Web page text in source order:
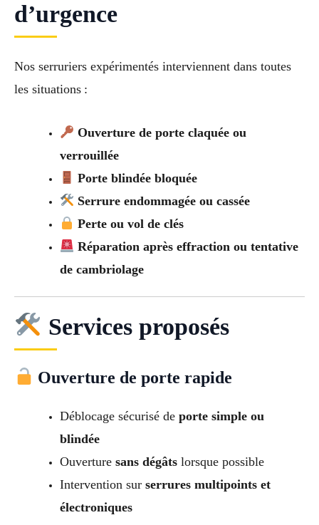
d’urgence
Nos serruriers expérimentés interviennent dans toutes
les situations :
Ouverture de porte claquée ou
verrouillée
Porte blindée bloquée
Serrure endommagée ou cassée
Perte ou vol de clés
Réparation après effraction ou tentative
de cambriolage
Services proposés
Ouverture de porte rapide
Déblocage sécurisé de porte simple ou
blindée
Ouverture sans dégâtslorsque possible
Intervention sur serrures multipoints et
électroniques